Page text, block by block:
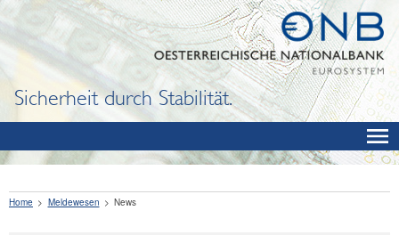
Sicherheit durch Stabilität.
Home Meldewesen News